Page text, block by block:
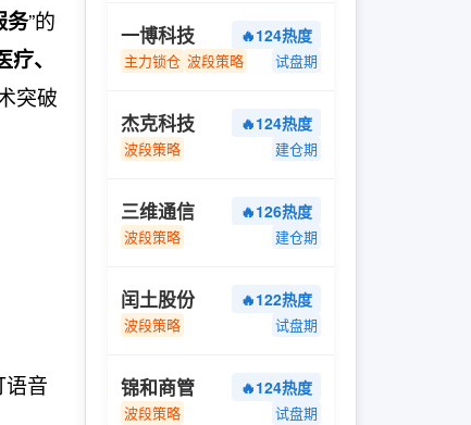
务”的
、
突破
音
一博科技 🔥124热度
主力锁仓 波段策略 试盘期
杰克科技 🔥124热度
波段策略 建仓期
三维通信 🔥126热度
波段策略 建仓期
闰土股份 🔥122热度
波段策略 试盘期
锦和商管 🔥124热度
波段策略 试盘期